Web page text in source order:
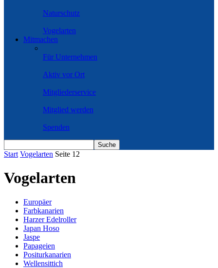
Naturschutz
Vogelarten
Mitmachen
Für Unternehmen
Aktiv vor Ort
Mitgliederservice
Mitglied werden
Spenden
Start Vogelarten Seite 12
Vogelarten
Europäer
Farbkanarien
Harzer Edelroller
Japan Hoso
Jaspe
Papageien
Positurkanarien
Wellensittich